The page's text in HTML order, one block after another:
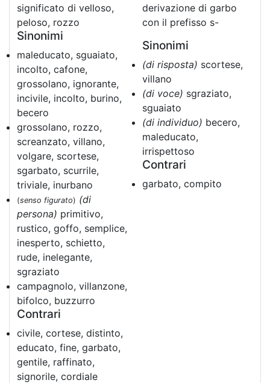
significato di velloso,
peloso, rozzo
Sinonimi
maleducato, sguaiato,
incolto, cafone,
grossolano, ignorante,
incivile, incolto, burino,
becero
grossolano, rozzo,
screanzato, villano,
volgare, scortese,
sgarbato, scurrile,
triviale, inurbano
(senso figurato) (di
persona) primitivo,
rustico, goffo, semplice,
inesperto, schietto,
rude, inelegante,
sgraziato
campagnolo, villanzone,
bifolco, buzzurro
Contrari
civile, cortese, distinto,
educato, fine, garbato,
gentile, raffinato,
signorile, cordiale
derivazione di garbo
con il prefisso s-
Sinonimi
(di risposta) scortese,
villano
(di voce) sgraziato,
sguaiato
(di individuo) becero,
maleducato,
irrispettoso
Contrari
garbato, compito